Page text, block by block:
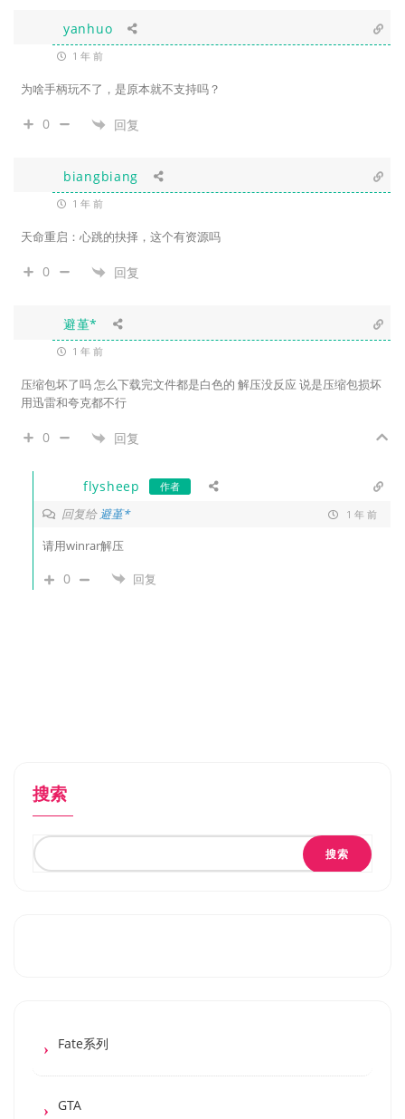
yanhuo
1 年 前
为啥手柄玩不了，是原本就不支持吗？
0 回复
biangbiang
1 年 前
天命重启：心跳的抉择，这个有资源吗
0 回复
避堇*
1 年 前
压缩包坏了吗 怎么下载完文件都是白色的 解压没反应 说是压缩包损坏
用迅雷和夸克都不行
0 回复
flysheep 作者
回复给避堇* 1 年 前
请用winrar解压
0 回复
搜索
搜索
Fate系列
GTA